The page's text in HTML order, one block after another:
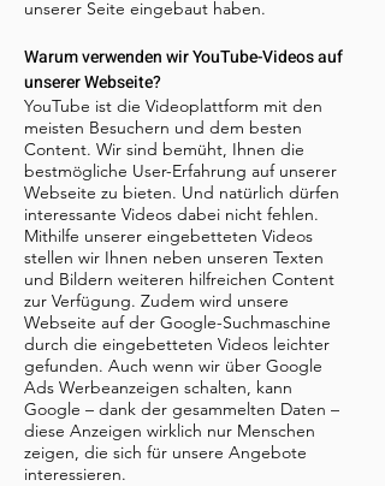
unserer Seite eingebaut haben.
Warum verwenden wir YouTube-Videos auf
unserer Webseite?
YouTube ist die Videoplattform mit den
meisten Besuchern und dem besten
Content. Wir sind bemüht, Ihnen die
bestmögliche User-Erfahrung auf unserer
Webseite zu bieten. Und natürlich dürfen
interessante Videos dabei nicht fehlen.
Mithilfe unserer eingebetteten Videos
stellen wir Ihnen neben unseren Texten
und Bildern weiteren hilfreichen Content
zur Verfügung. Zudem wird unsere
Webseite auf der Google-Suchmaschine
durch die eingebetteten Videos leichter
gefunden. Auch wenn wir über Google
Ads Werbeanzeigen schalten, kann
Google – dank der gesammelten Daten –
diese Anzeigen wirklich nur Menschen
zeigen, die sich für unsere Angebote
interessieren.